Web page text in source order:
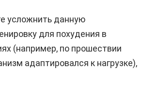
усложнить данную
для похудения в
(например, по прошествии
адаптировался к нагрузке),